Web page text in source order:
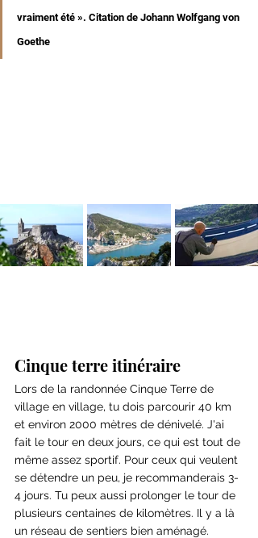
vraiment été ». Citation de Johann Wolfgang von
Goethe
Cinque terre itinéraire
Lors de la randonnée Cinque Terre de
village en village, tu dois parcourir 40 km
et environ 2000 mètres de dénivelé. J'ai
fait le tour en deux jours, ce qui est tout de
même assez sportif. Pour ceux qui veulent
se détendre un peu, je recommanderais 3-
4 jours. Tu peux aussi prolonger le tour de
plusieurs centaines de kilomètres. Il y a là
un réseau de sentiers bien aménagé.